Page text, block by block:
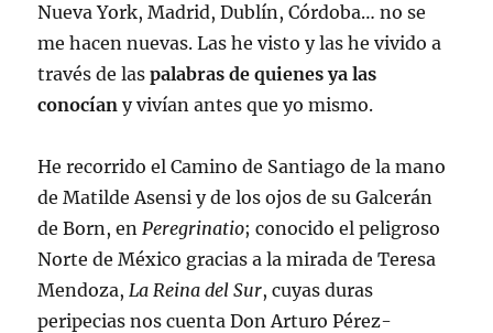
Nueva York, Madrid, Dublín, Córdoba… no se
me hacen nuevas. Las he visto y las he vivido a
través de laspalabras de quienes ya las
conocían y vivían antes que yo mismo.
He recorrido el Camino de Santiago de la mano
de Matilde Asensi y de los ojos de su Galcerán
de Born, enPeregrinatio; conocido el peligroso
Norte de México gracias a la mirada de Teresa
Mendoza,La Reina del Sur, cuyas duras
peripecias nos cuenta Don Arturo Pérez-